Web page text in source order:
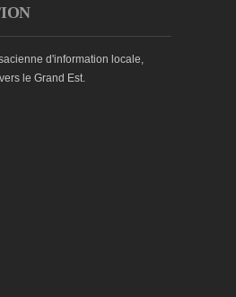
d'information locale,
le Grand Est.